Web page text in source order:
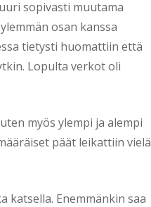
sopivasti muutama
osan kanssa
tietysti huomattiin että
Lopulta verkot oli
myös ylempi ja alempi
päät leikattiin vielä
katsella. Enemmänkin saa